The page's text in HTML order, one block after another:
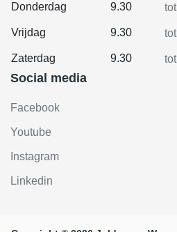
Donderdag 9.30 tot
Vrijdag 9.30 tot
Zaterdag 9.30 tot
Social media
Facebook
Youtube
Instagram
Linkedin